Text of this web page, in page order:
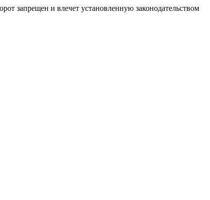
запрещен и влечет установленную законодательством